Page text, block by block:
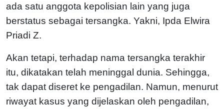
ada satu anggota kepolisian lain yang juga
berstatus sebagai tersangka. Yakni, Ipda Elwira
Priadi Z.
Akan tetapi, terhadap nama tersangka terakhir
itu, dikatakan telah meninggal dunia. Sehingga,
tak dapat diseret ke pengadilan. Namun, menurut
riwayat kasus yang dijelaskan oleh pengadilan,